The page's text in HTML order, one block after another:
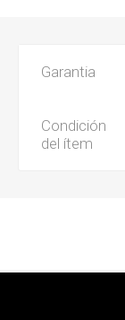
Garantia
Condición
del ítem